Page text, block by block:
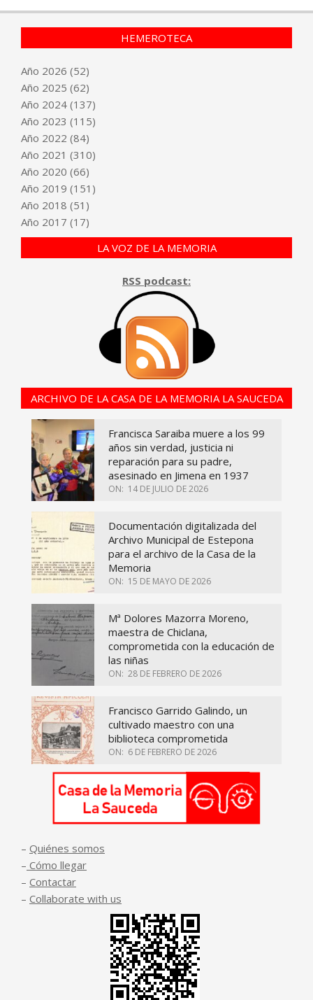
HEMEROTECA
Año 2026 (52)
Año 2025 (62)
Año 2024 (137)
Año 2023 (115)
Año 2022 (84)
Año 2021 (310)
Año 2020 (66)
Año 2019 (151)
Año 2018 (51)
Año 2017 (17)
LA VOZ DE LA MEMORIA
RSS podcast:
ARCHIVO DE LA CASA DE LA MEMORIA LA SAUCEDA
Francisca Saraiba muere a los 99
años sin verdad, justicia ni
reparación para su padre,
asesinado en Jimena en 1937
ON: 14 DE JULIO DE 2026
Documentación digitalizada del
Archivo Municipal de Estepona
para el archivo de la Casa de la
Memoria
ON: 15 DE MAYO DE 2026
Mª Dolores Mazorra Moreno,
maestra de Chiclana,
comprometida con la educación de
las niñas
ON: 28 DE FEBRERO DE 2026
Francisco Garrido Galindo, un
cultivado maestro con una
biblioteca comprometida
ON: 6 DE FEBRERO DE 2026
– Quiénes somos
– Cómo llegar
– Contactar
– Collaborate with us